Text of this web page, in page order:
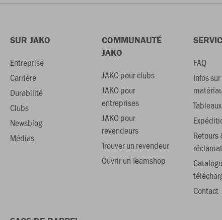
SUR JAKO
Entreprise
Carrière
Durabilité
Clubs
Newsblog
Médias
COMMUNAUTÉ
JAKO
JAKO pour clubs
JAKO pour
entreprises
JAKO pour
revendeurs
Trouver un revendeur
Ouvrir un Teamshop
FAQ
Infos
Retours
Contact